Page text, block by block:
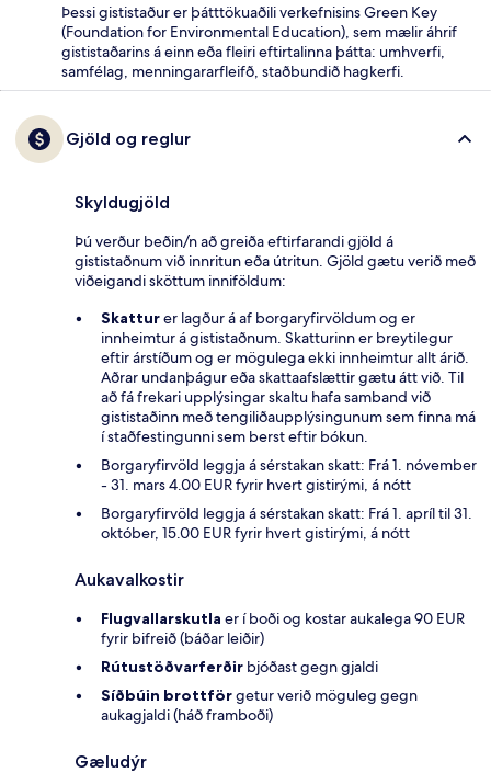
Þessi gististaður er þátttökuaðili verkefnisins Green Key
(Foundation for Environmental Education), sem mælir áhrif
gististaðarins á einn eða fleiri eftirtalinna þátta: umhverfi,
samfélag, menningararfleifð, staðbundið hagkerfi.
Gjöld og reglur
Skyldugjöld
Þú verður beðin/n að greiða eftirfarandi gjöld á
gististaðnum við innritun eða útritun. Gjöld gætu verið með
viðeigandi sköttum inniföldum:
Skatturer lagður á af borgaryfirvöldum og er
innheimtur á gististaðnum. Skatturinn er breytilegur
eftir árstíðum og er mögulega ekki innheimtur allt árið.
Aðrar undanþágur eða skattaafslættir gætu átt við. Til
að fá frekari upplýsingar skaltu hafa samband við
gististaðinn með tengiliðaupplýsingunum sem finna má
í staðfestingunni sem berst eftir bókun.
Borgaryfirvöld leggja á sérstakan skatt: Frá 1. nóvember
- 31. mars 4.00 EUR fyrir hvert gistirými, á nótt
Borgaryfirvöld leggja á sérstakan skatt: Frá 1. apríl til 31.
október, 15.00 EUR fyrir hvert gistirými, á nótt
Aukavalkostir
Flugvallarskutla er í boði og kostar aukalega 90 EUR
fyrir bifreið (báðar leiðir)
Rútustöðvarferðir bjóðast gegn gjaldi
Síðbúin brottförgetur verið möguleg gegn
aukagjaldi (háð framboði)
Gæludýr